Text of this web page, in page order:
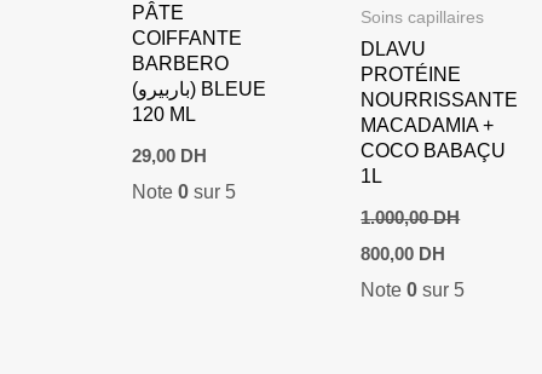
PÂTE
COIFFANTE
BARBERO
(باربيرو) BLEUE
120 ML
29,00 DH
Note 0sur 5
Soins capillaires
DLAVU
PROTÉINE
NOURRISSANTE
MACADAMIA +
COCO BABAÇU
1L
1.000,00DH
Le
prix
initial
800,00 DH
actuel
Note0 sur 5